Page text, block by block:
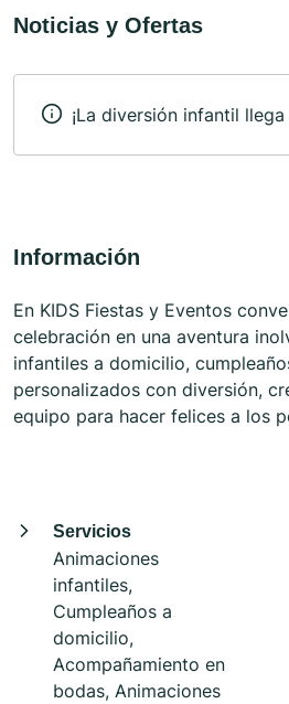
Noticias y Ofertas
¡La diversión infantil
Información
En KIDS Fiestas y Eventos
celebración en una aventura
infantiles a domicilio,
personalizados con diversión,
equipo para hacer felices a los
Servicios
Animaciones
infantiles,
Cumpleaños a
domicilio,
Acompañamiento en
bodas, Animaciones